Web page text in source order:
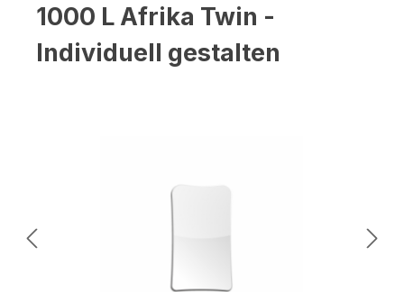
1000 L Afrika Twin -
Individuell gestalten